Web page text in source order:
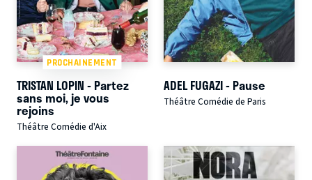
PROCHAINEMENT
TRISTAN LOPIN - Partez
sans moi, je vous
rejoins
Théâtre Comédie d'Aix
ADEL FUGAZI - Pause
Théâtre Comédie de Paris